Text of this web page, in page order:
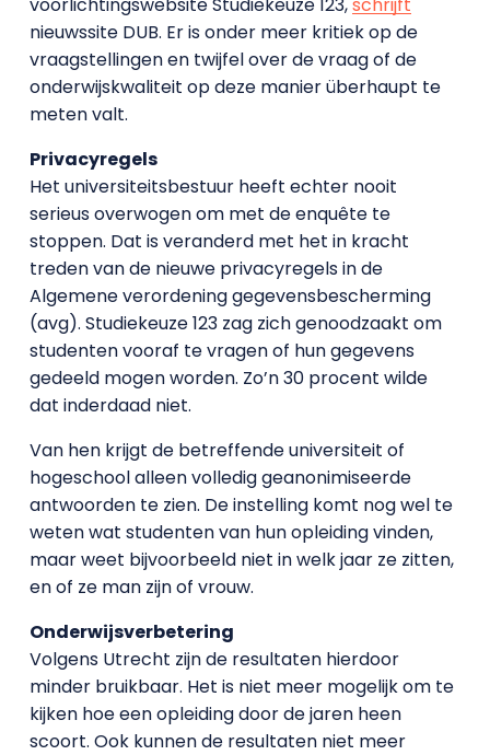
nieuwssite DUB. Er is onder meer kritiek op de
vraagstellingen en twijfel over de vraag of de
onderwijskwaliteit op deze manier überhaupt te
meten valt.
Privacyregels
Het universiteitsbestuur heeft echter nooit
serieus overwogen om met de enquête te
stoppen. Dat is veranderd met het in kracht
treden van de nieuwe privacyregels in de
Algemene verordening gegevensbescherming
(avg). Studiekeuze 123 zag zich genoodzaakt om
studenten vooraf te vragen of hun gegevens
gedeeld mogen worden. Zo’n 30 procent wilde
dat inderdaad niet.
Van hen krijgt de betreffende universiteit of
hogeschool alleen volledig geanonimiseerde
antwoorden te zien. De instelling komt nog wel te
weten wat studenten van hun opleiding vinden,
maar weet bijvoorbeeld niet in welk jaar ze zitten,
en of ze man zijn of vrouw.
Onderwijsverbetering
Volgens Utrecht zijn de resultaten hierdoor
minder bruikbaar. Het is niet meer mogelijk om te
kijken hoe een opleiding door de jaren heen
scoort. Ook kunnen de resultaten niet meer